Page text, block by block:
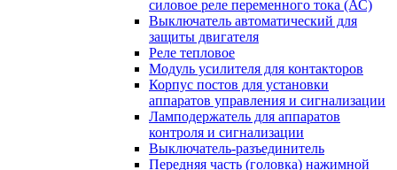
силовое реле переменного тока (АС)
Выключатель автоматический для
защиты двигателя
Реле тепловое
Модуль усилителя для контакторов
Корпус постов для установки
аппаратов управления и сигнализации
Ламподержатель для аппаратов
контроля и сигнализации
Выключатель-разъединитель
Передняя часть (головка) нажимной